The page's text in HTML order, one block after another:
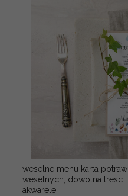
weselne menu karta potraw
weselnych, dowolna tresc
akwarele